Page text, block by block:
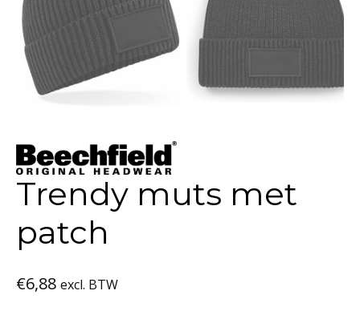
Trendy muts met
patch
€6,88 excl. BTW